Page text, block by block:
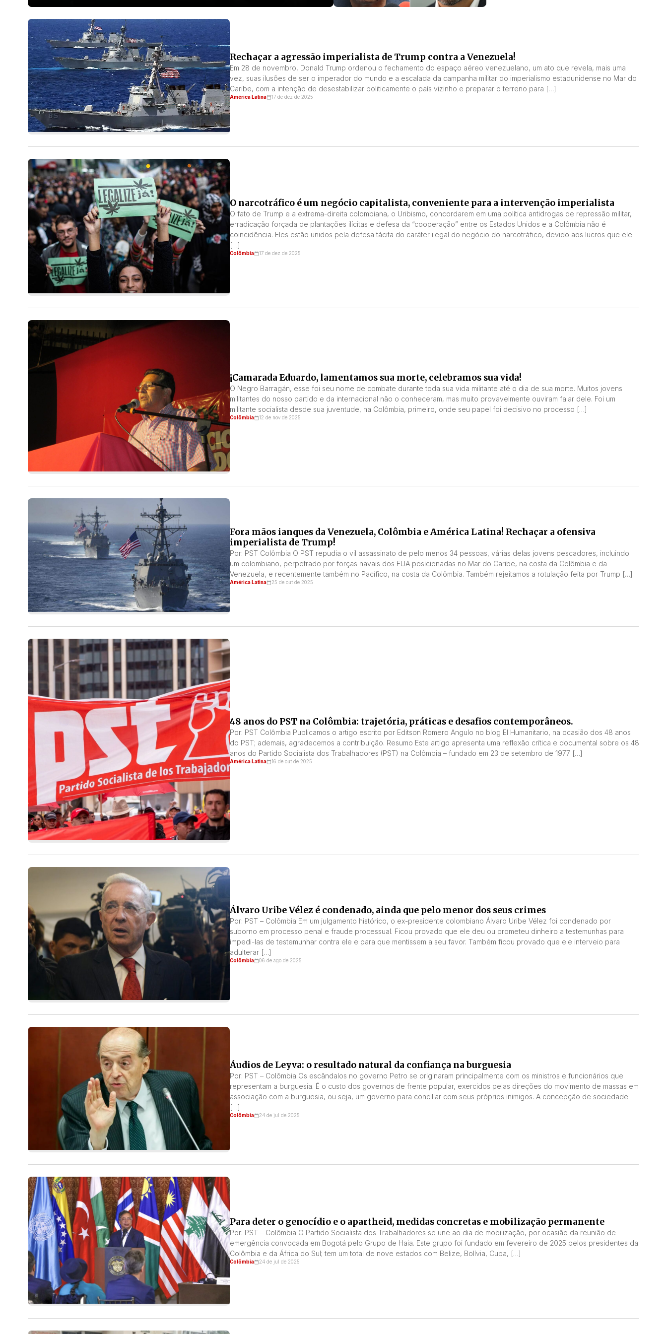
Rechaçar a agressão imperialista de Trump contra a Venezuela!
Em 28 de novembro, Donald Trump ordenou o fechamento do espaço aéreo venezuelano, um ato que revela, mais uma
vez, suas ilusões de ser o imperador do mundo e a escalada da campanha militar do imperialismo estadunidense no Mar do
Caribe, com a intenção de desestabilizar politicamente o país vizinho e preparar o terreno para […]
América Latina 17 de dez de 2025
O narcotráfico é um negócio capitalista, conveniente para a intervenção imperialista
O fato de Trump e a extrema-direita colombiana, o Uribismo, concordarem em uma política antidrogas de repressão militar,
erradicação forçada de plantações ilícitas e defesa da “cooperação” entre os Estados Unidos e a Colômbia não é
coincidência. Eles estão unidos pela defesa tácita do caráter ilegal do negócio do narcotráfico, devido aos lucros que ele
[…]
Colômbia 17 de dez de 2025
¡Camarada Eduardo, lamentamos sua morte, celebramos sua vida!
O Negro Barragán, esse foi seu nome de combate durante toda sua vida militante até o dia de sua morte. Muitos jovens
militantes do nosso partido e da internacional não o conheceram, mas muito provavelmente ouviram falar dele. Foi um
militante socialista desde sua juventude, na Colômbia, primeiro, onde seu papel foi decisivo no processo […]
Colômbia 12 de nov de 2025
Fora mãos ianques da Venezuela, Colômbia e América Latina! Rechaçar a ofensiva
imperialista de Trump!
Por: PST Colômbia O PST repudia o vil assassinato de pelo menos 34 pessoas, várias delas jovens pescadores, incluindo
um colombiano, perpetrado por forças navais dos EUA posicionadas no Mar do Caribe, na costa da Colômbia e da
Venezuela, e recentemente também no Pacífico, na costa da Colômbia. Também rejeitamos a rotulação feita por Trump […]
América Latina 25 de out de 2025
48 anos do PST na Colômbia: trajetória, práticas e desafios contemporâneos.
Por: PST Colômbia Publicamos o artigo escrito por Editson Romero Angulo no blog El Humanitario, na ocasião dos 48 anos
do PST; ademais, agradecemos a contribuição. Resumo Este artigo apresenta uma reflexão crítica e documental sobre os 48
anos do Partido Socialista dos Trabalhadores (PST) na Colômbia – fundado em 23 de setembro de 1977 […]
América Latina 16 de out de 2025
Álvaro Uribe Vélez é condenado, ainda que pelo menor dos seus crimes
Por: PST – Colômbia Em um julgamento histórico, o ex-presidente colombiano Álvaro Uribe Vélez foi condenado por
suborno em processo penal e fraude processual. Ficou provado que ele deu ou prometeu dinheiro a testemunhas para
impedi-las de testemunhar contra ele e para que mentissem a seu favor. Também ficou provado que ele interveio para
adulterar […]
Colômbia 06 de ago de 2025
Áudios de Leyva: o resultado natural da confiança na burguesia
Por: PST – Colômbia Os escândalos no governo Petro se originaram principalmente com os ministros e funcionários que
representam a burguesia. É o custo dos governos de frente popular, exercidos pelas direções do movimento de massas em
associação com a burguesia, ou seja, um governo para conciliar com seus próprios inimigos. A concepção de sociedade
[…]
Colômbia 24 de jul de 2025
Para deter o genocídio e o apartheid, medidas concretas e mobilização permanente
Por: PST – Colômbia O Partido Socialista dos Trabalhadores se une ao dia de mobilização, por ocasião da reunião de
emergência convocada em Bogotá pelo Grupo de Haia. Este grupo foi fundado em fevereiro de 2025 pelos presidentes da
Colômbia e da África do Sul; tem um total de nove estados com Belize, Bolívia, Cuba, […]
Colômbia 24 de jul de 2025